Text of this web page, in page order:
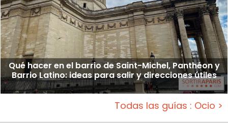
Qué hacer en el barrio de Saint-Michel, Panthéon y
Barrio Latino: ideas para salir y direcciones útiles
Todas las guías : Ocio >